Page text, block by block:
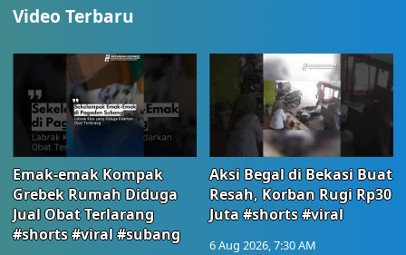
Video Terbaru
Emak-emak Kompak
Grebek Rumah Diduga
Jual Obat Terlarang
#shorts #viral #subang
Aksi Begal di Bekasi Buat
Resah, Korban Rugi Rp30
Juta #shorts #viral
6 Aug 2026, 7:30 AM